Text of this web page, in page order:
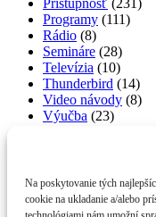
Na poskytovanie tých
cookie na ukladanie a/alebo
Prístupnosť (231)
Programy (111)
Rádio (8)
Semináre (28)
Televízia (10)
Thunderbird (14)
Video návody (8)
Výučba (23)
Najnovšie